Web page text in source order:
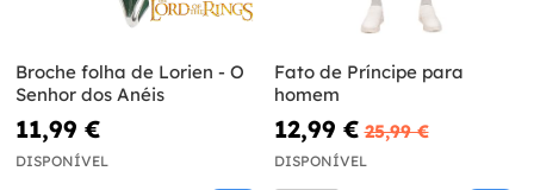
Broche folha de Lorien - O
Senhor dos Anéis
11,99 €
DISPONÍVEL
Fato de Príncipe para
homem
12,99 € 25,99 €
DISPONÍVEL